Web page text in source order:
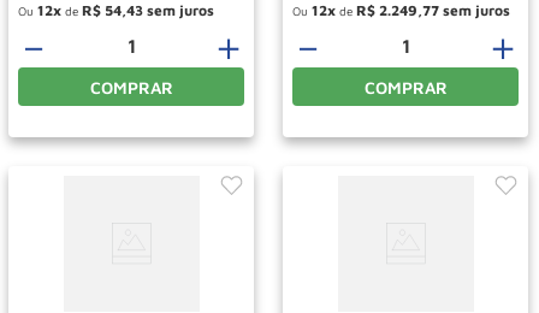
Ou 12 de R$ 54 43
＋
－
COMPRAR
Ou 12 de R$ 2.249 77
＋
－
COMPRAR